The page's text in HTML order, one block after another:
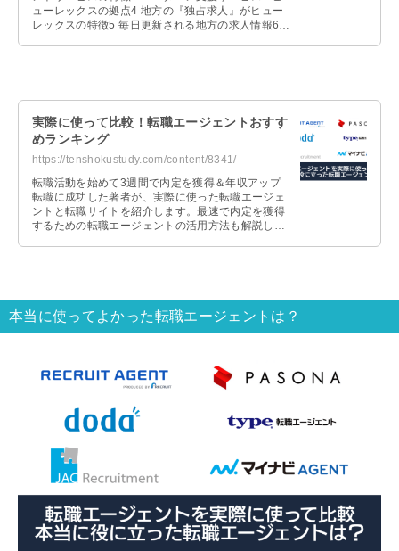
ューレックスの拠点4 地方の『独占求人』がヒュー
レックスの特徴5 毎日更新される地方の求人情報6
実際に使って比較！転職エージェントおすす
めランキング
https://tenshokustudy.com/content/8341/
転職活動を始めて3週間で内定を獲得＆年収アップ
転職に成功した著者が、実際に使った転職エージェ
ントと転職サイトを紹介します。最速で内定を獲得
するための転職エージェントの活用方法も解説しま
本当に使ってよかった転職エージェントは？